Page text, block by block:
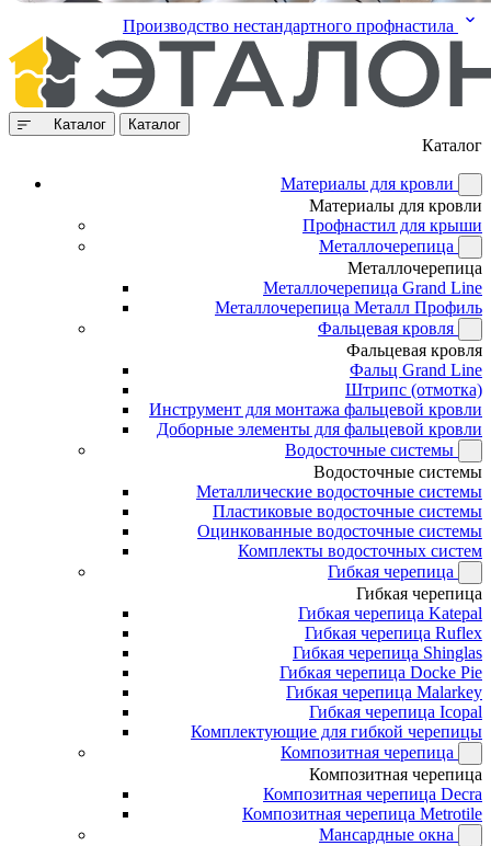
Производство нестандартного профнастила
Каталог Каталог
Каталог
Материалы для кровли
Материалы для кровли
Профнастил для крыши
Металлочерепица
Металлочерепица
Металлочерепица Grand Line
Металлочерепица Металл Профиль
Фальцевая кровля
Фальцевая кровля
Фальц Grand Line
Штрипс (отмотка)
Инструмент для монтажа фальцевой кровли
Доборные элементы для фальцевой кровли
Водосточные системы
Водосточные системы
Металлические водосточные системы
Пластиковые водосточные системы
Оцинкованные водосточные системы
Комплекты водосточных систем
Гибкая черепица
Гибкая черепица
Гибкая черепица Katepal
Гибкая черепица Ruflex
Гибкая черепица Shinglas
Гибкая черепица Docke Pie
Гибкая черепица Malarkey
Гибкая черепица Icopal
Комплектующие для гибкой черепицы
Композитная черепица
Композитная черепица
Композитная черепица Decra
Композитная черепица Metrotile
Мансардные окна